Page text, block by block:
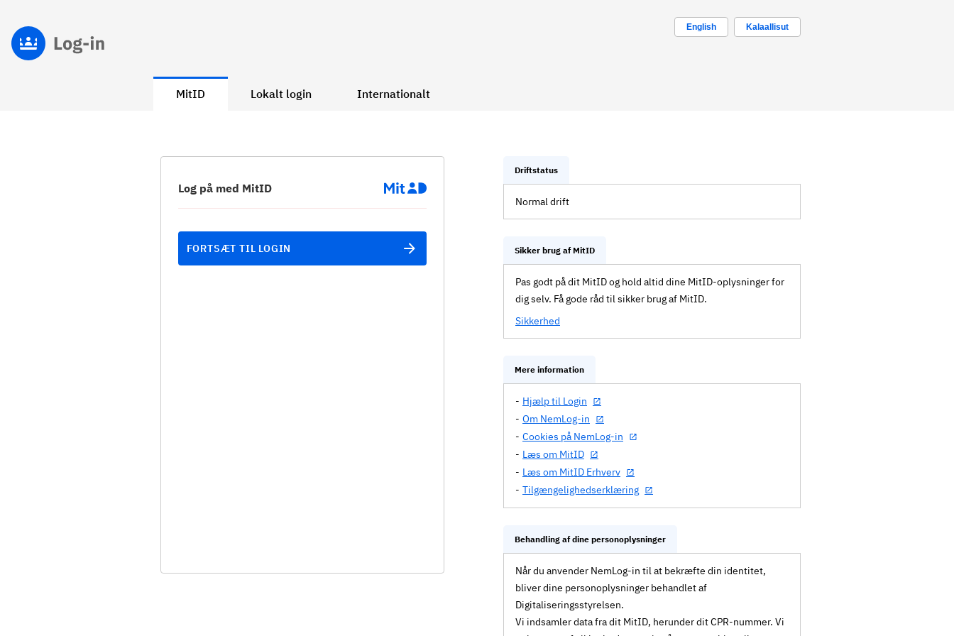
English Kalaallisut
MitID Lokalt login Internationalt
Log på med MitID
FORTSÆT TIL LOGIN
Driftstatus
Normal drift
Sikker brug af MitID
Pas godt på dit MitID og hold altid dine MitID-oplysninger for
dig selv. Få gode råd til sikker brug af MitID.
Sikkerhed
Mere information
Hjælp til Login
Om NemLog-in
Cookies på NemLog-in
Læs om MitID
Læs om MitID Erhverv
Tilgængelighedserklæring
Behandling af dine personoplysninger
Når du anvender NemLog-in til at bekræfte din identitet,
bliver dine personoplysninger behandlet af
Digitaliseringsstyrelsen.
Vi indsamler data fra dit MitID, herunder dit CPR-nummer. Vi